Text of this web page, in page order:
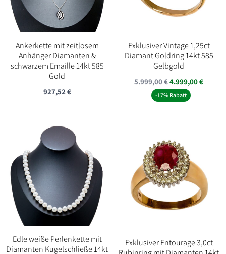
Ankerkette mit zeitlosem
Anhänger Diamanten &
schwarzem Emaille 14kt 585
Gold
927,52€
Exklusiver Vintage 1,25ct
Diamant Goldring 14kt 585
Gelbgold
5.999,00€Ursprünglicher
Preis
4.999,00€
-17% Rabatt
Edle weiße Perlenkette mit
Diamanten Kugelschließe 14kt
Exklusiver Entourage 3,0ct